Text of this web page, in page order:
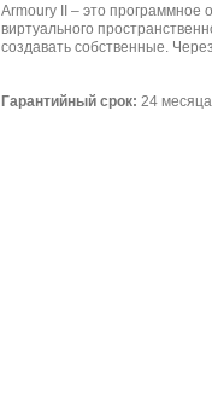
Armoury II – это программное
виртуального
создавать собственные.
Гарантийный срок: 24 месяца.